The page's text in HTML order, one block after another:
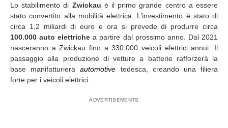
Lo stabilimento di Zwickau è il primo grande centro a essere
stato convertito alla mobilità elettrica. L’investimento è stato di
circa 1,2 miliardi di euro e ora si prevede di produrre circa
100.000 auto elettriche a partire dal prossimo anno. Dal 2021
nasceranno a Zwickau fino a 330.000 veicoli elettrici annui. Il
passaggio alla produzione di vetture a batterie rafforzerà la
base manifatturieraautomotive tedesca, creando una filiera
forte per i veicoli elettrici.